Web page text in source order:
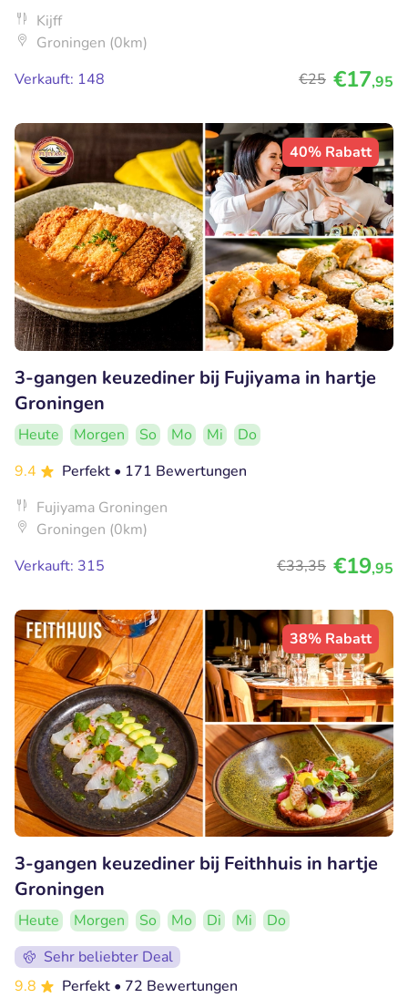
Kijff
Groningen (0km)
Verkauft: 148
€25 €17,95
40% Rabatt
3-gangen keuzediner bij Fujiyama in hartje
Groningen
Heute Morgen So Mo Mi
Do
9.4
Perfekt • 171 Bewertungen
Fujiyama Groningen
Groningen (0km)
Verkauft: 315
€33,35 €19,95
38% Rabatt
3-gangen keuzediner bij Feithhuis in hartje
Groningen
Heute Morgen So Mo Di Mi
Do
Sehr beliebter Deal
9.8
Perfekt • 72 Bewertungen